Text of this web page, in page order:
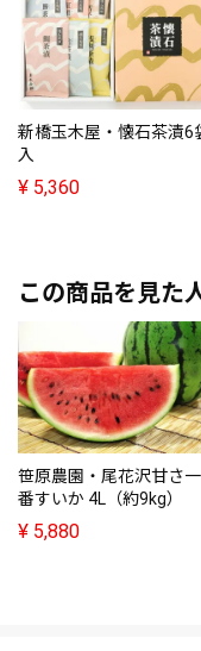
新橋玉木屋・懐石茶漬6
入
¥ 5,360
この商品を見た
笹原農園・尾花沢甘さ一
番すいか 4L（約9kg）
¥ 5,880